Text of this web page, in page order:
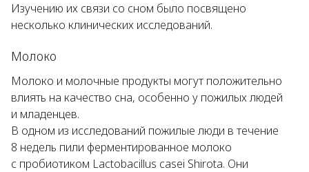
Изучению их связи со сном было посвящено
несколько клинических исследований.
Молоко
Молоко и молочные продукты могут положительно
влиять на качество сна, особенно у пожилых людей
и младенцев.
В одном из исследований пожилые люди в течение
8 недель пили ферментированное молоко
с пробиотиком Lactobacillus casei Shirota. Они